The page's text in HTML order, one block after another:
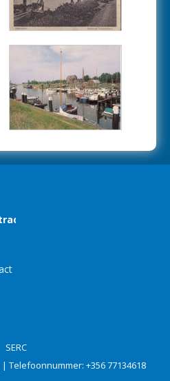
SERC
| Telefoonnummer: +356 77134618